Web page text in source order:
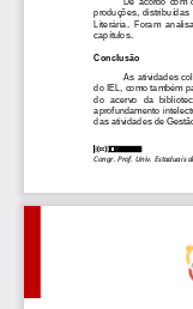
Congr. Prof. Univ. Estaduais
produções,  distribuídas
Literária.  Foram
capítulos.
Conclusão
As  atividades
do IEL, como também
do  acervo  da
aprofundamento  inte
das atividades de